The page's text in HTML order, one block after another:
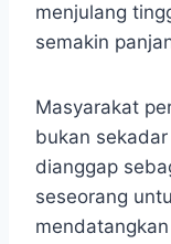
menjulang
semakin
Masyarakat
bukan
dianggap
seseorang